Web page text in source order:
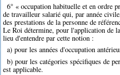
6° « occupation habituelle et en ordre
de travailleur salarié qui, par année
des prestations de la personne de
Le Roi détermine, pour l'application de
lieu d'entendre par cette notion :
a) pour les années d'occupation
b) pour les catégories spécifiques de
est applicable.